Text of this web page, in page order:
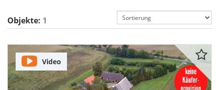
Objekte: 1
Video